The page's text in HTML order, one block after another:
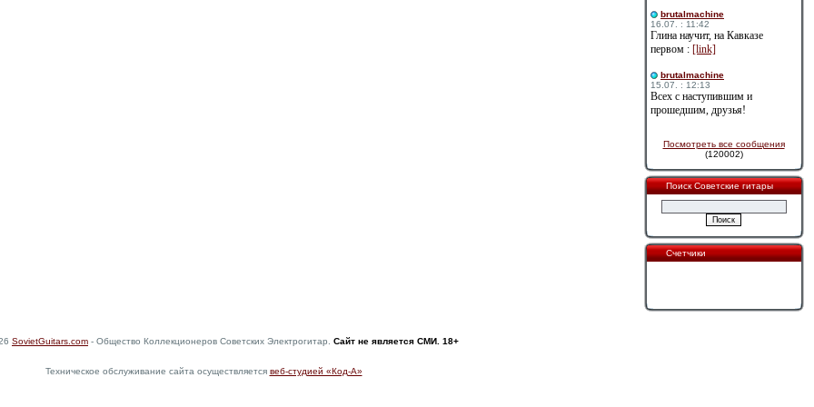
brutalmachine
16.07. : 11:42
Глина научит, на Кавказе
первом : [link]
brutalmachine
15.07. : 12:13
Всех с наступившим и
прошедшим, друзья!
Посмотреть все сообщения
(120002)
Поиск Советские гитары
Счетчики
SovietGuitars.com - Общество Коллекционеров Советских Электрогитар. Сайт не является СМИ. 18+
Техническое обслуживание сайта осуществляется веб-студией «Код-А»